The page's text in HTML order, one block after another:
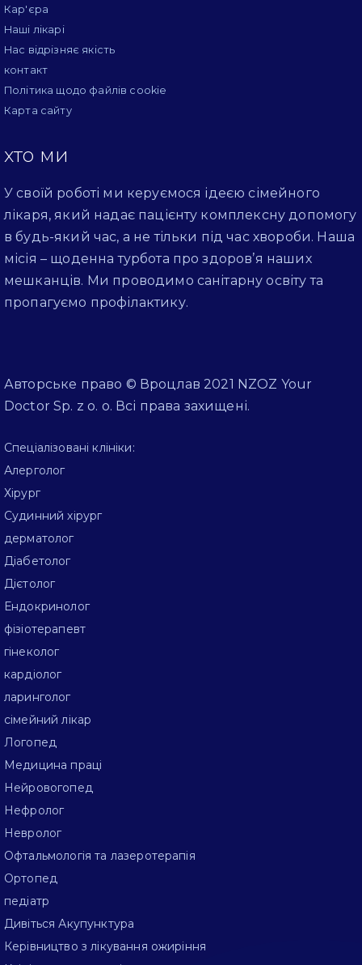
Кар'єра
Наші лікарі
Нас відрізняє якість
контакт
Політика щодо файлів cookie
Карта сайту
хто ми
У своїй роботі ми керуємося ідеєю сімейного
лікаря, який надає пацієнту комплексну допомогу
в будь-який час, а не тільки під час хвороби. Наша
місія – щоденна турбота про здоров’я наших
мешканців. Ми проводимо санітарну освіту та
пропагуємо профілактику.
Авторське право © Вроцлав 2021 NZOZ Your
Doctor Sp. z o. o. Всі права захищені.
Спеціалізовані клініки:
Алерголог
Хірург
Судинний хірург
дерматолог
Діабетолог
Дієтолог
Ендокринолог
фізіотерапевт
гінеколог
кардіолог
ларинголог
сімейний лікар
Логопед
Медицина праці
Нейровогопед
Нефролог
Невролог
Офтальмологія та лазеротерапія
Ортопед
педіатр
Дивіться Акупунктура
Керівництво з лікування ожиріння